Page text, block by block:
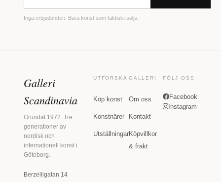
Inga erbjudanden. Bara konst som faktiskt säljs.
Galleri
Scandinavia
Grundat 1972. Tre
generationer av
nordisk och
internationell konst i
Göteborg.
Berzeliigatan 14
UTFORSKA
Köp konst
Konstnärer
Utställningar
GALLERI
Om oss
Kontakt
Köpvillkor
& frakt
FÖLJ OSS
Facebook
Instagram